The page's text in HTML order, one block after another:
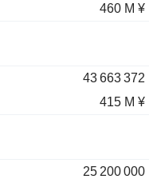
460 M ¥
43 663 372
415 M ¥
25 200 000